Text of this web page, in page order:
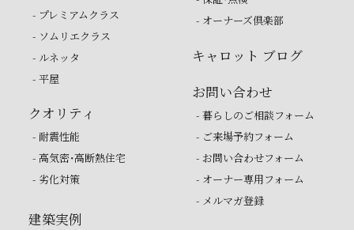
- プレミアムクラス
- ソムリエクラス
- ルネッタ
- 平屋
クオリティ
- 耐震性能
- 高気密・高断熱住宅
- 劣化対策
建築実例
- オーナーズ倶楽部
キャロット ブログ
お問い合わせ
- 暮らしのご相談フォーム
- ご来場予約フォーム
- お問い合わせフォーム
- オーナー専用フォーム
- メルマガ登録